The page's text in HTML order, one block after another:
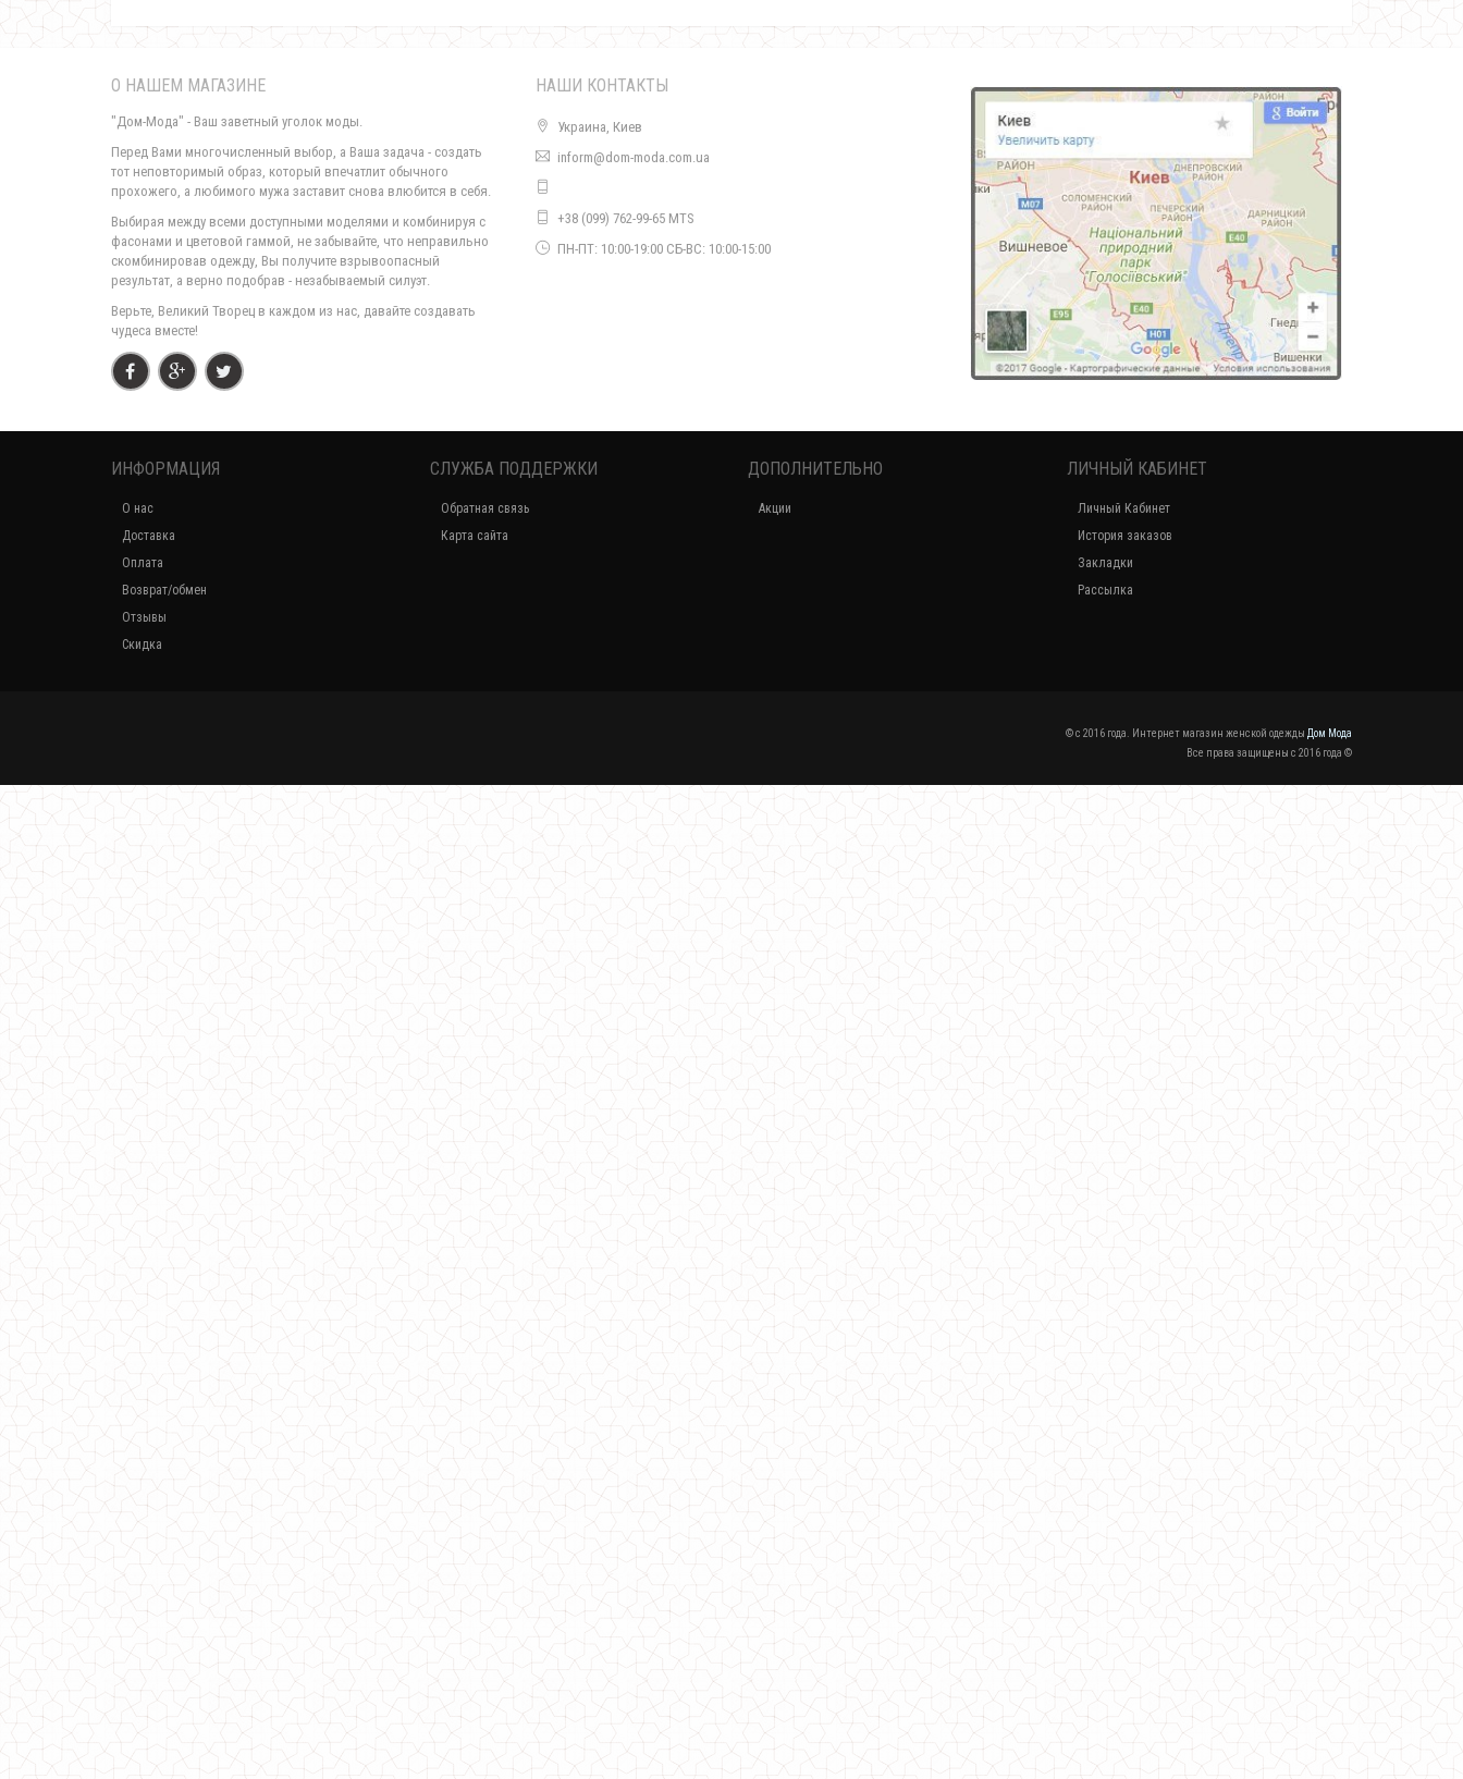
Трикотажная юбка карандаш батал
700.00грн.
Трикотажная юбка для полных девушек
630.00грн.
Трикотажная юбка миди большого размера
650.00грн.
О НАШЕМ МАГАЗИНЕ
"Дом-Мода" - Ваш заветный уголок моды.
Перед Вами многочисленный выбор, а Ваша задача - создать
тот неповторимый образ, который впечатлит обычного
прохожего, а любимого мужа заставит снова влюбится в себя.
Выбирая между всеми доступными моделями и комбинируя с
фасонами и цветовой гаммой, не забывайте, что неправильно
скомбинировав одежду, Вы получите взрывоопасный
результат, а верно подобрав - незабываемый силуэт.
Верьте, Великий Творец в каждом из нас, давайте создавать
чудеса вместе!
НАШИ КОНТАКТЫ
Украина, Киев
inform@dom-moda.com.ua
+38 (099) 762-99-65 MTS
ПН-ПТ: 10:00-19:00 СБ-ВС: 10:00-15:00
ИНФОРМАЦИЯ
О нас
Доставка
Оплата
Возврат/обмен
Отзывы
Скидка
СЛУЖБА ПОДДЕРЖКИ
Обратная связь
Карта сайта
ДОПОЛНИТЕЛЬНО
Акции
ЛИЧНЫЙ КАБИНЕТ
Личный Кабинет
История заказов
Закладки
Рассылка
© c 2016 года. Интернет магазин женской одежды Дом Мода
Все права защищены c 2016 года ©